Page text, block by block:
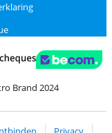
Brand 2024